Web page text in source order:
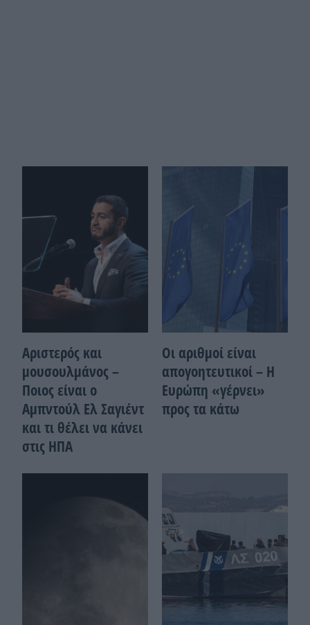
Αριστερός και
μουσουλμάνος –
Ποιoς είναι ο
Αμπντούλ Ελ Σαγιέντ
και τι θέλει να κάνει
στις ΗΠΑ
Οι αριθμοί είναι
απογοητευτικοί – Η
Ευρώπη «γέρνει»
προς τα κάτω